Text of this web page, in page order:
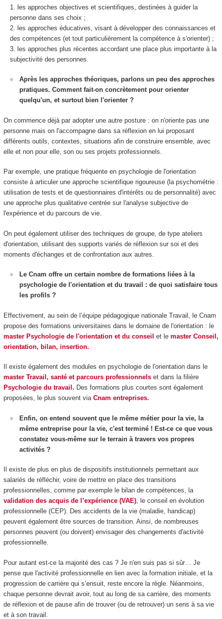
les approches objectives et scientifiques, destinées à guider la
personne dans ses choix ;
les approches éducatives, visant à développer des connaissances et
des compétences (et tout particulièrement la compétence à s'orienter) ;
les approches plus récentes accordant une place plus importante à la
subjectivité des personnes.
Après les approches théoriques, parlons un peu des approches
pratiques. Comment fait-on concrètement pour orienter
quelqu'un, et surtout bien l'orienter ?
On commence déjà par adopter une autre posture : on n'oriente pas une
personne mais on l'accompagne dans sa réflexion en lui proposant
différents outils, contextes, situations afin de construire ensemble, avec
elle et non pour elle, son ou ses projets professionnels.
Par exemple, une pratique fréquente en psychologie de l'orientation
consiste à articuler une approche scientifique rigoureuse (la psychométrie :
utilisation de tests et de questionnaires d'intérêts ou de personnalité) avec
une approche plus qualitative centrée sur l'analyse subjective de
l'expérience et du parcours de vie.
On peut également utiliser des techniques de groupe, de type ateliers
d'orientation, utilisant des supports variés de réflexion sur soi et des
moments d'échanges et de confrontation aux autres.
Le Cnam offre un certain nombre de formations liées à la
psychologie de l'orientation et du travail : de quoi satisfaire tous
les profils ?
Effectivement, au sein de l’équipe pédagogique nationale Travail, le Cnam
propose des formations universitaires dans le domaine de l'orientation : le
master Psychologie de l'orientation et du conseil et le master Conseil,
orientation, bilan, insertion.
Il existe également des modules en psychologie de l'orientation dans le
master Travail, santé et parcours professionnelset dans la filière
Psychologie du travail . Des formations plus courtes sont également
proposées, le plus souvent via Cnam entreprises.
Enfin, on entend souvent que le même métier pour la vie, la
même entreprise pour la vie, c'est terminé ! Est-ce ce que vous
constatez vous-même sur le terrain à travers vos propres
activités ?
Il existe de plus en plus de dispositifs institutionnels permettant aux
salariés de réfléchir, voire de mettre en place des transitions
professionnelles, comme par exemple le bilan de compétences, la
validation des acquis de l’expérience (VAE), le conseil en évolution
professionnelle (CEP). Des accidents de la vie (maladie, handicap)
peuvent également être sources de transition. Ainsi, de nombreuses
personnes peuvent (ou doivent) envisager des changements d'activité
professionnelle.
Pour autant est-ce la majorité des cas ? Je n'en suis pas si sûr… Je
pense que l'activité professionnelle en lien avec la formation initiale, et la
progression de carrière qui s’ensuit, reste encore la règle. Néanmoins,
chaque personne devrait avoir, tout au long de sa carrière, des moments
de réflexion et de pause afin de trouver (ou de retrouver) un sens à sa vie
et à son travail.